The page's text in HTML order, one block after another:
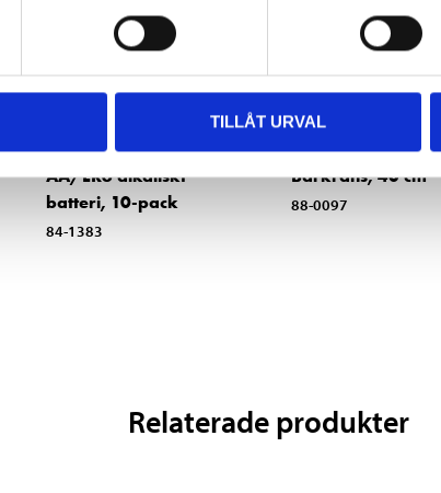
TILLÅT URVAL
25
AA/LR6 alkaliskt
batteri, 10-pack
84-1383
129:-
Bärkrans, 40 cm
88-0097
Relaterade produkter